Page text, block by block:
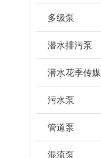
多级泵
潜水排污泵
污水泵
管道泵
混流泵